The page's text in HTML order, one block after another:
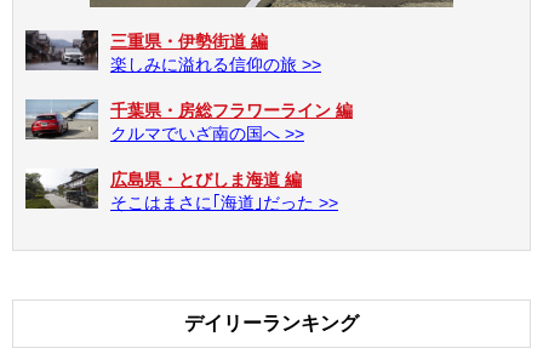
三重県・伊勢街道 編
楽しみに溢れる信仰の旅 >>
千葉県・房総フラワーライン 編
クルマでいざ南の国へ >>
広島県・とびしま海道 編
そこはまさに｢海道｣だった >>
デイリーランキング